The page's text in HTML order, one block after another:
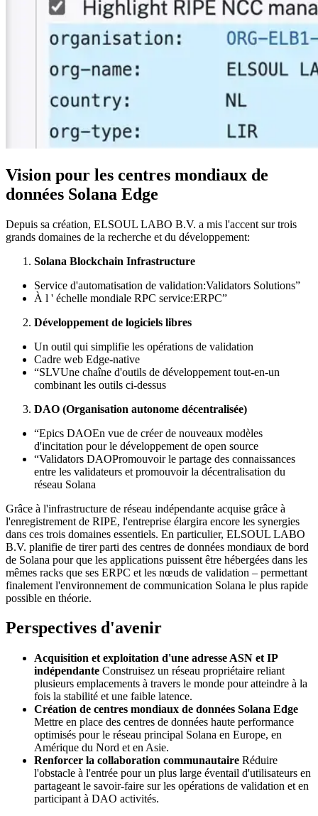
Vision pour les centres mondiaux de
données Solana Edge
Depuis sa création, ELSOUL LABO B.V. a mis l'accent sur trois
grands domaines de la recherche et du développement:
Solana Blockchain Infrastructure
Service d'automatisation de validation:Validators Solutions”
À l ' échelle mondiale RPC service:ERPC”
Développement de logiciels libres
Un outil qui simplifie les opérations de validation
Cadre web Edge-native
“SLVUne chaîne d'outils de développement tout-en-un
combinant les outils ci-dessus
DAO (Organisation autonome décentralisée)
“Epics DAOEn vue de créer de nouveaux modèles
d'incitation pour le développement de open source
“Validators DAOPromouvoir le partage des connaissances
entre les validateurs et promouvoir la décentralisation du
réseau Solana
Grâce à l'infrastructure de réseau indépendante acquise grâce à
l'enregistrement de RIPE, l'entreprise élargira encore les synergies
dans ces trois domaines essentiels. En particulier, ELSOUL LABO
B.V. planifie de tirer parti des centres de données mondiaux de bord
de Solana pour que les applications puissent être hébergées dans les
mêmes racks que ses ERPC et les nœuds de validation – permettant
finalement l'environnement de communication Solana le plus rapide
possible en théorie.
Perspectives d'avenir
Acquisition et exploitation d'une adresse ASN et IP
indépendante Construisez un réseau propriétaire reliant
plusieurs emplacements à travers le monde pour atteindre à la
fois la stabilité et une faible latence.
Création de centres mondiaux de données Solana Edge
Mettre en place des centres de données haute performance
optimisés pour le réseau principal Solana en Europe, en
Amérique du Nord et en Asie.
Renforcer la collaboration communautaire Réduire
l'obstacle à l'entrée pour un plus large éventail d'utilisateurs en
partageant le savoir-faire sur les opérations de validation et en
participant à DAO activités.